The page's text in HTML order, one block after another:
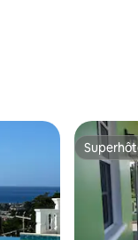
: 5 sur 5